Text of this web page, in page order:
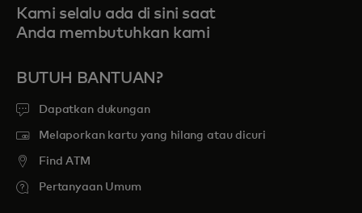
Kami selalu ada di sini saat
Anda membutuhkan kami
BUTUH BANTUAN?
Dapatkan dukungan
Melaporkan kartu yang hilang atau dicuri
Find ATM
Pertanyaan Umum